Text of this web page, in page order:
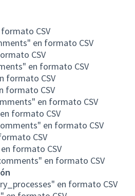
CSV
en formato CSV
CSV
en formato CSV
formato CSV
formato CSV
en formato CSV
formato CSV
en formato CSV
CSV
formato CSV
en formato CSV
en formato CSV